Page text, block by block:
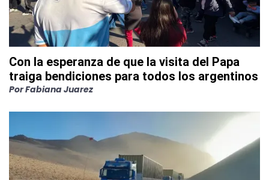
Con la esperanza de que la visita del Papa
traiga bendiciones para todos los argentinos
PorFabiana Juarez